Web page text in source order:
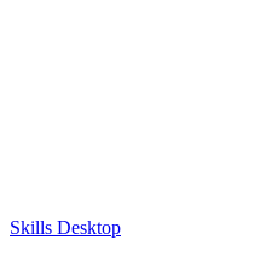
Skills Desktop